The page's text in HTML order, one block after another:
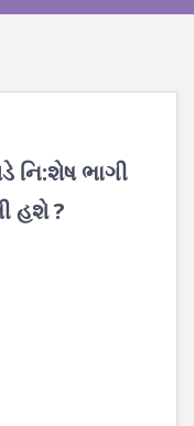
નિ:શેષ ભાગી
હશે ?